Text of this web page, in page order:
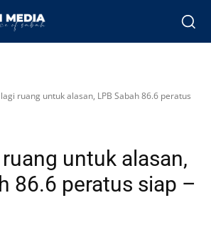
ruang untuk alasan, LPB Sabah 86.6 peratus
untuk alasan,
86.6 peratus siap –